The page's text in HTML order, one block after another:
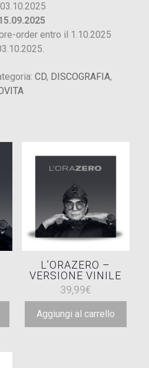
order entro il 1.10.2025
CD, DISCOGRAFIA
L’ORAZERO –
VERSIONE VINILE
39,99€
Aggiungi al carrello